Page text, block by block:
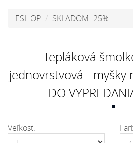
ESHOP SKLADOM -25%
Tepláková
jednovrstvová - myšky
DO
Veľkosť: